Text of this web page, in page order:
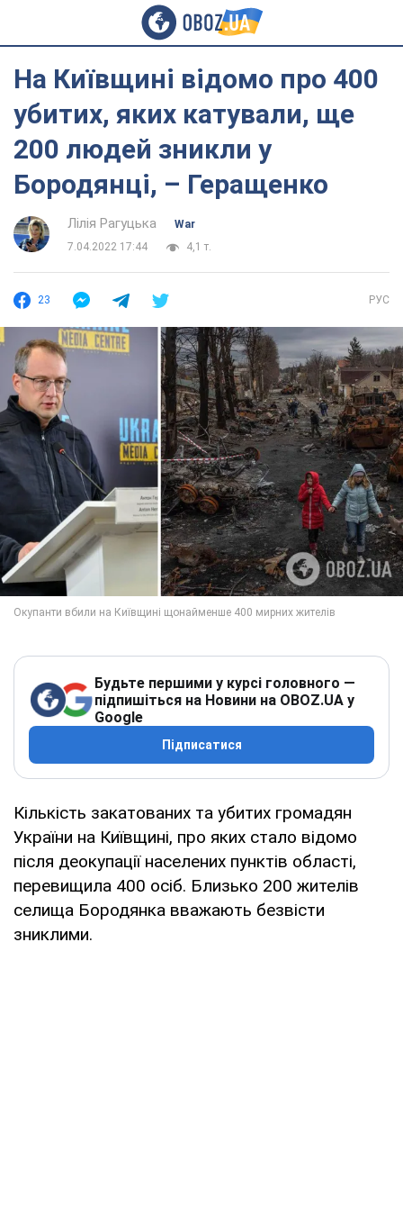
На Київщині відомо про 400
убитих, яких катували, ще
200 людей зникли у
Бородянці, – Геращенко
Лілія Рагуцька
War
7.04.2022 17:44
4,1 т.
23 РУС
Будьте першими у курсі головного —
підпишіться на Новини на OBOZ.UA у
Google
Підписатися
Кількість закатованих та убитих громадян
України на Київщині, про яких стало відомо
після деокупації населених пунктів області,
перевищила 400 осіб. Близько 200 жителів
селища Бородянка вважають безвісти
зниклими.